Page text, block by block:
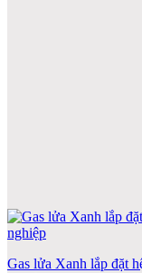
Gas lửa Xanh lắp đặt